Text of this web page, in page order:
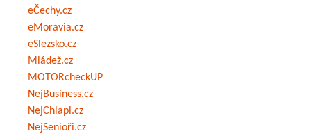
eČechy.cz
eMoravia.cz
eSlezsko.cz
Mládež.cz
MOTORcheckUP
NejBusiness.cz
NejChlapi.cz
NejSenioři.cz